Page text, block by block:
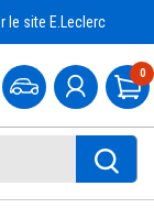
le site E.Leclerc
0